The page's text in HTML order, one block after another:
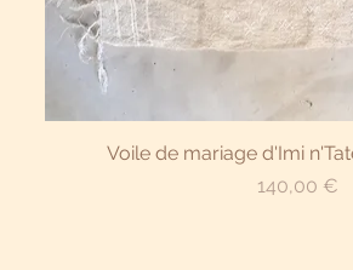
Aperçu
Voile de mariage d'Imi
Prix
140,00 €